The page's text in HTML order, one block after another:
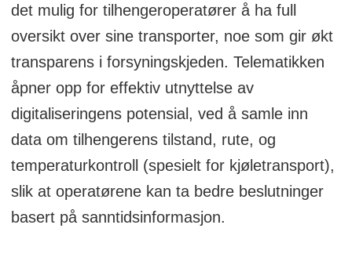
det mulig for tilhengeroperatører å ha full
oversikt over sine transporter, noe som gir økt
transparens i forsyningskjeden. Telematikken
åpner opp for effektiv utnyttelse av
digitaliseringens potensial, ved å samle inn
data om tilhengerens tilstand, rute, og
temperaturkontroll (spesielt for kjøletransport),
slik at operatørene kan ta bedre beslutninger
basert på sanntidsinformasjon.